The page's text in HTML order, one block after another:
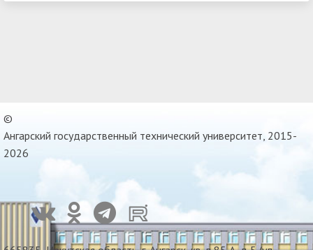
©
Ангарский государственный технический университет, 2015-
2026